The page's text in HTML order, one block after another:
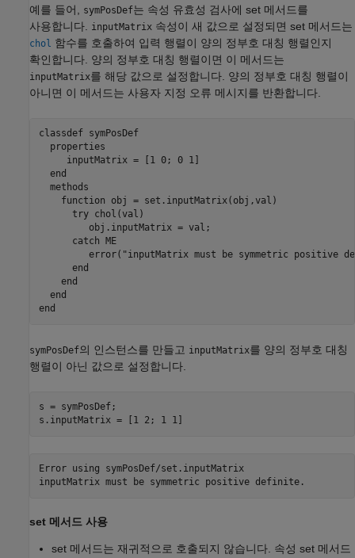
예를 들어, symPosDef는 속성 유효성 검사에 set 메서드를
사용합니다.
inputMatrix 속성이 새 값으로 설정되면 set 메서드는
chol
함수를 호출하여 입력 행렬이 양의 정부호 대칭 행렬인지
확인합니다. 양의 정부호 대칭 행렬이면 이 메서드는
inputMatrix를 해당 값으로 설정합니다. 양의 정부호 대칭 행렬이
아니면 이 메서드는 사용자 지정 오류 메시지를 반환합니다.
classdef symPosDef
properties
     inputMatrix = [1 0; 0 1]
end
methods
function obj = set.inputMatrix(obj,val)
try chol(val)
         obj.inputMatrix = val;
catch ME
         error(
"inputMatrix must be symmetric positive
end
end
end
end
symPosDef의 인스턴스를 만들고 inputMatrix를 양의 정부호 대칭
행렬이 아닌 값으로 설정합니다.
s = symPosDef;
s.inputMatrix = [1 2; 1 1]
Error using symPosDef/set.inputMatrix
inputMatrix must be symmetric positive definite.
set 메서드 사용
set 메서드는 재귀적으로 호출되지 않습니다. 속성 set 메서드